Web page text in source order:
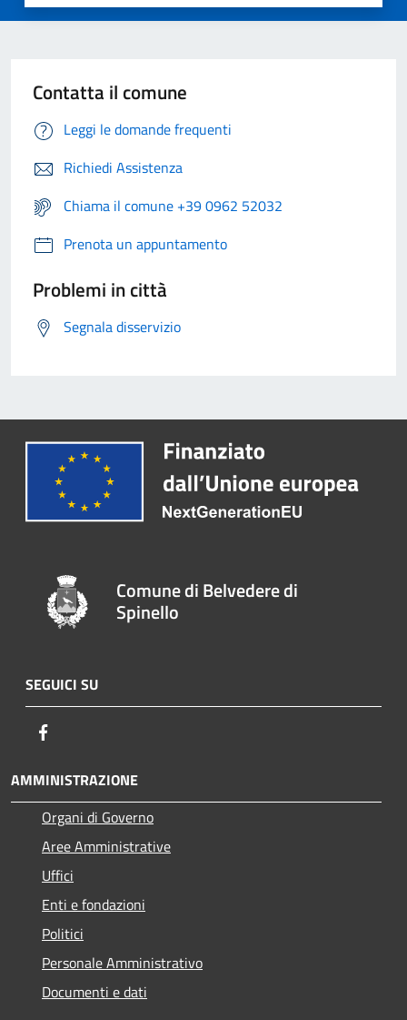
Contatta il comune
Leggi le domande frequenti
Richiedi Assistenza
Chiama il comune +39 0962 52032
Prenota un appuntamento
Problemi in città
Segnala disservizio
Comune di Belvedere di
Spinello
SEGUICI SU
AMMINISTRAZIONE
Organi di Governo
Aree Amministrative
Uffici
Enti e fondazioni
Politici
Personale Amministrativo
Documenti e dati